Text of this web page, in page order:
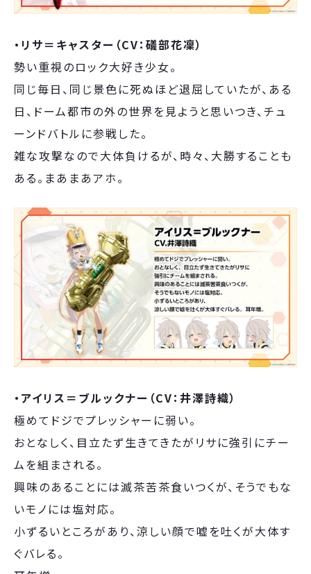
・リサ＝キャスター（CV：礒部花凜）
勢い重視のロック大好き少女。
同じ毎日、同じ景色に死ぬほど退屈していたが、ある
日、ドーム都市の外の世界を見ようと思いつき、チュ
ーンドバトルに参戦した。
雑な攻撃なので大体負けるが、時々、大勝することも
ある。まあまあアホ。
・アイリス＝ブルックナー（CV：井澤詩織）
極めてドジでプレッシャーに弱い。
おとなしく、目立たず生きてきたがリサに強引にチー
ムを組まされる。
興味のあることには滅茶苦茶食いつくが、そうでもな
いモノには塩対応。
小ずるいところがあり、涼しい顔で嘘を吐くが大体す
ぐバレる。